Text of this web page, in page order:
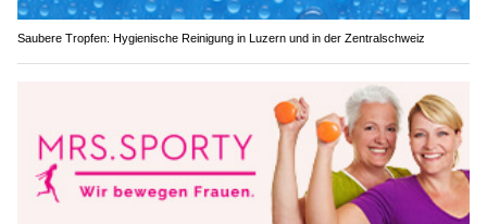
Saubere Tropfen: Hygienische Reinigung in Luzern und in der Zentralschweiz